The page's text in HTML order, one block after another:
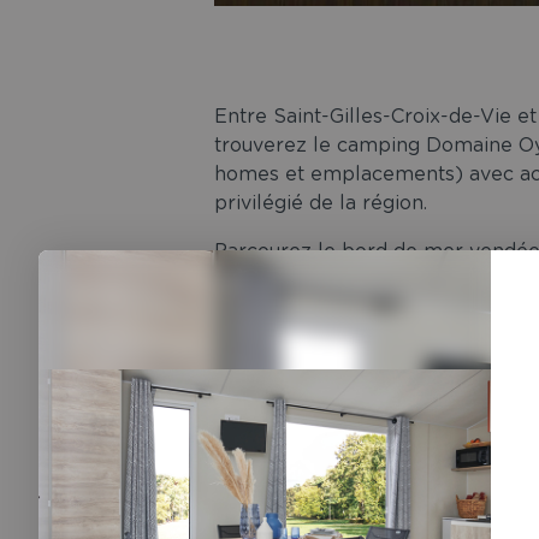
Entre Saint-Gilles-Croix-de-Vie et
trouverez le camping Domaine
homes et emplacements) avec
privilégié de la région.
Parcourez le bord de mer
Location de mobil-
Le camping Domaine Oyat, un
accueille pour des vacances
nombreuseslocations
. Vous
amoureux du camping, quant à